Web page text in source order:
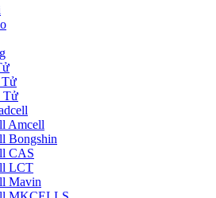
Tử
Tử
Amcell
Bongshin
CAS
LCT
Mavin